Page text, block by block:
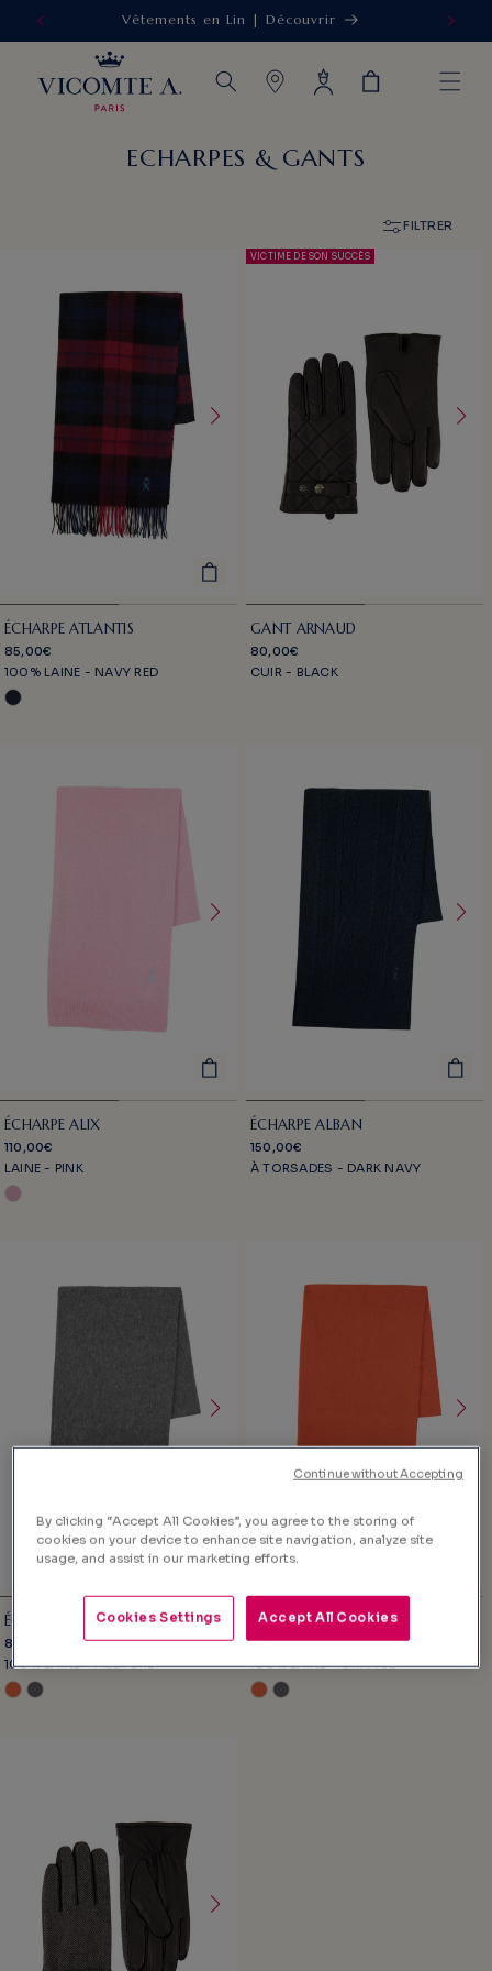
IGNORER ET
PASSER AU
Vêtements en Lin | Découvrir
Connexion Panier
ECHARPES & GANTS
FILTRER
ÉCHARPE ATLANTIS
85,00€
100% LAINE - NAVY RED
VICTIME DE SON SUCCÈS
GANT ARNAUD
80,00€
CUIR - BLACK
ÉCHARPE ALIX
110,00€
LAINE - PINK
ÉCHARPE ALBAN
150,00€
À TORSADES - DARK NAVY
ÉCHARPE ATLANTIS
85,00€
100% LAINE - MED. GREY
ECHARPE ATLANTIS
85,00€
100% LAINE - ORANGE
By clicking “Accept All Cookies”, you agree to the storing of
cookies on your device to enhance site navigation, analyze site
usage, and assist in our marketing efforts.
Accept All Cookies
Cookies Settings
Continue without Accepting